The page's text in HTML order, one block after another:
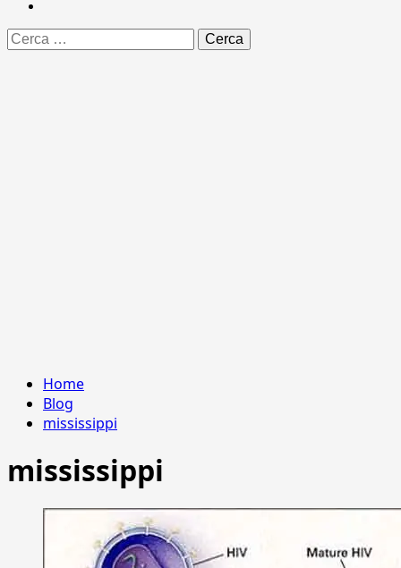
Ricerca
per:
Home
Blog
mississippi
mississippi